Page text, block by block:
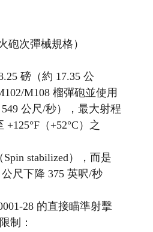
砲次彈械規格）
磅（約 17.35 公
M108 榴彈砲並使用
公尺/秒），最大射程
（+52°C）之
stabilized），而是
尺下降 375 英呎/秒
28 的直接瞄準射擊
制：